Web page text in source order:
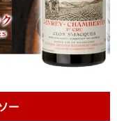
ー